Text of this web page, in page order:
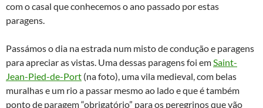
com o casal que conhecemos o ano passado por estas
paragens.
Passámos o dia na estrada num misto de condução e paragens
para apreciar as vistas. Uma dessas paragens foi emSaint-
Jean-Pied-de-Port (na foto), uma vila medieval, com belas
muralhas e um rio a passar mesmo ao lado e que é também
ponto de paragem “obrigatório” para os peregrinos que vão